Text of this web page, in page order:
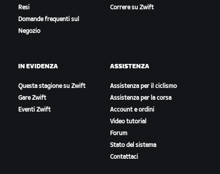
Resi
Domande frequenti sul
Negozio
Correre su Zwift
IN EVIDENZA
Questa stagione su Zwift
Gare Zwift
Eventi Zwift
ASSISTENZA
Assistenza per il ciclismo
Assistenza per la corsa
Account e ordini
Video tutorial
Forum
Stato del sistema
Contattaci